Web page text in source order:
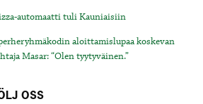
automaatti tuli Kauniaisiin
aloittamislupaa koskevan
Masar: “Olen tyytyväinen.”
OSS